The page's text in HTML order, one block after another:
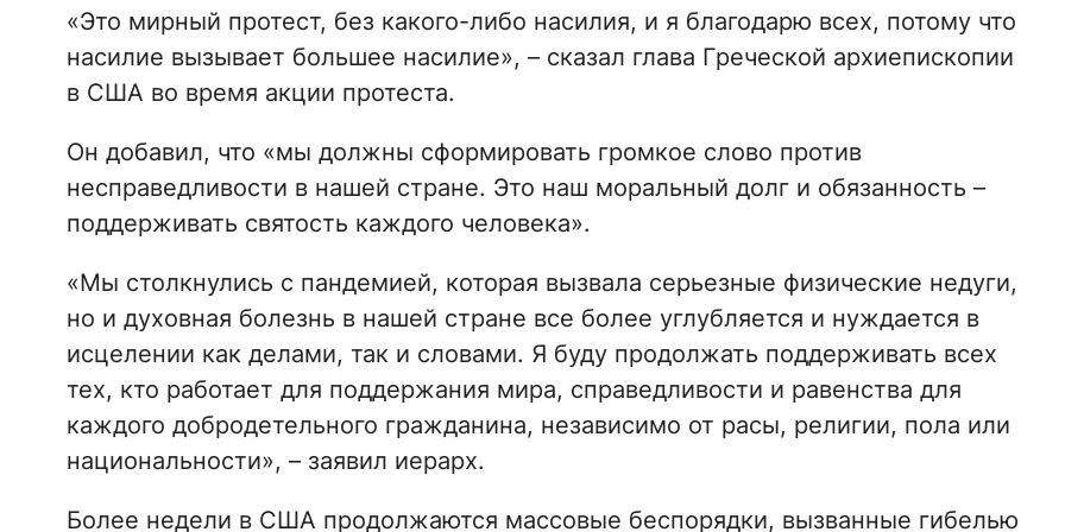
«Это мирный протест, без какого-либо насилия, и я благодарю всех, потому что
насилие вызывает большее насилие», – сказал глава Греческой архиепископии
в США во время акции протеста.
Он добавил, что «мы должны сформировать громкое слово против
несправедливости в нашей стране. Это наш моральный долг и обязанность –
поддерживать святость каждого человека».
«Мы столкнулись с пандемией, которая вызвала серьезные физические недуги,
но и духовная болезнь в нашей стране все более углубляется и нуждается в
исцелении как делами, так и словами. Я буду продолжать поддерживать всех
тех, кто работает для поддержания мира, справедливости и равенства для
каждого добродетельного гражданина, независимо от расы, религии, пола или
национальности», – заявил иерарх.
Более недели в США продолжаются массовые беспорядки, вызванные гибелью